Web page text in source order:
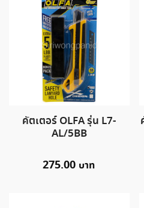
คัตเตอร์ OLFA รุ่น L7-
AL/5BB
275.00